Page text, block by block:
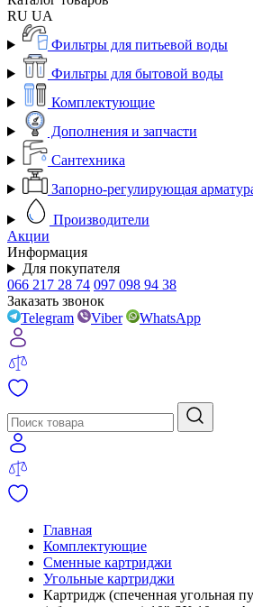
RU UA
Фильтры для питьевой воды
Фильтры для бытовой воды
Комплектующие
Дополнения и запчасти
Сантехника
Запорно-регулирующая
Производители
Акции
Информация
Для покупателя
066 217 28 74 097 098 94 38
Заказать звонок
Telegram
Viber WhatsApp
Главная
Комплектующие
Сменные картриджи
Угольные картриджи
Картридж (спеченная угольная